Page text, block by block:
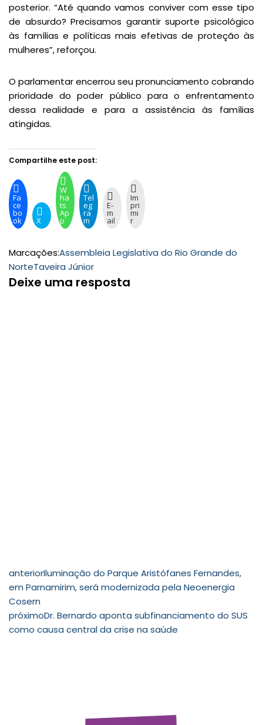
posterior. “Até quando vamos conviver com esse tipo
de absurdo? Precisamos garantir suporte psicológico
às famílias e políticas mais efetivas de proteção às
mulheres”, reforçou.
O parlamentar encerrou seu pronunciamento cobrando
prioridade do poder público para o enfrentamento
dessa realidade e para a assistência às famílias
atingidas.
Compartilhe este post:
Fa
ce
bo
ok X
W
ha
ts
Ap
p
Tel
eg
ra
m
E-
m
ail
Im
pri
mi
r
Marcações:Assembleia Legislativa do Rio Grande do
NorteTaveira Júnior
Deixe uma resposta
anteriorIluminação do Parque Aristófanes Fernandes,
em Parnamirim, será modernizada pela Neoenergia
Cosern
próximoDr. Bernardo aponta subfinanciamento do SUS
como causa central da crise na saúde